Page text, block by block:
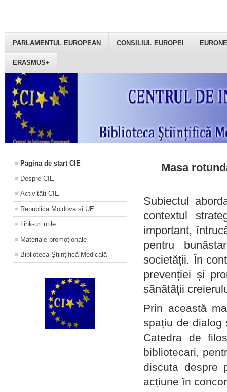
PARLAMENTUL EUROPEAN CONSILIUL EUROPEI
ERASMUS+
Pagina de start CIE
Despre CIE
Activități CIE
Republica Moldova și UE
Link-uri utile
Materiale promoţionale
Biblioteca Științifică Medicală
Masa
Subiectul
contextul
important,
pentru
societății. În
prevenției și
sănătății
Prin această
spațiu de dialog
Catedra de
bibliotecari,
discuta despre
acțiune în